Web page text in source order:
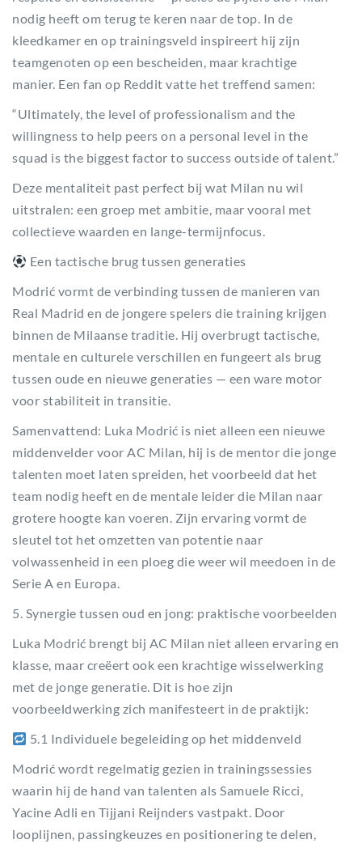
nodig heeft om terug te keren naar de top. In de
kleedkamer en op trainingsveld inspireert hij zijn
teamgenoten op een bescheiden, maar krachtige
manier. Een fan op Reddit vatte het treffend samen:
“Ultimately, the level of professionalism and the
willingness to help peers on a personal level in the
squad is the biggest factor to success outside of talent.”
Deze mentaliteit past perfect bij wat Milan nu wil
uitstralen: een groep met ambitie, maar vooral met
collectieve waarden en lange-termijnfocus.
Een tactische brug tussen generaties
Modrić vormt de verbinding tussen de manieren van
Real Madrid en de jongere spelers die training krijgen
binnen de Milaanse traditie. Hij overbrugt tactische,
mentale en culturele verschillen en fungeert als brug
tussen oude en nieuwe generaties — een ware motor
voor stabiliteit in transitie.
Samenvattend: Luka Modrić is niet alleen een nieuwe
middenvelder voor AC Milan, hij is de mentor die jonge
talenten moet laten spreiden, het voorbeeld dat het
team nodig heeft en de mentale leider die Milan naar
grotere hoogte kan voeren. Zijn ervaring vormt de
sleutel tot het omzetten van potentie naar
volwassenheid in een ploeg die weer wil meedoen in de
Serie A en Europa.
5. Synergie tussen oud en jong: praktische voorbeelden
Luka Modrić brengt bij AC Milan niet alleen ervaring en
klasse, maar creëert ook een krachtige wisselwerking
met de jonge generatie. Dit is hoe zijn
voorbeeldwerking zich manifesteert in de praktijk:
5.1 Individuele begeleiding op het middenveld
Modrić wordt regelmatig gezien in trainingssessies
waarin hij de hand van talenten als Samuele Ricci,
Yacine Adli en Tijjani Reijnders vastpakt. Door
looplijnen, passingkeuzes en positionering te delen,